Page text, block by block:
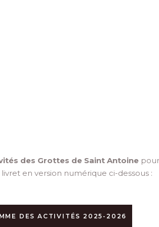
des Grottes de Saint Antoine
en version numérique ci-dessous :
DES ACTIVITÉS 2025-2026